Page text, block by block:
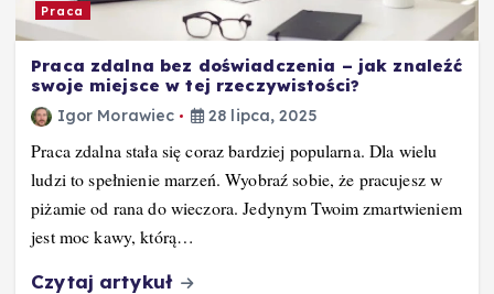
Praca
Praca zdalna bez doświadczenia – jak znaleźć
swoje miejsce w tej rzeczywistości?
Igor Morawiec 28 lipca, 2025
Praca zdalna stała się coraz bardziej popularna. Dla wielu
ludzi to spełnienie marzeń. Wyobraź sobie, że pracujesz w
piżamie od rana do wieczora. Jedynym Twoim zmartwieniem
jest moc kawy, którą…
Czytaj artykuł